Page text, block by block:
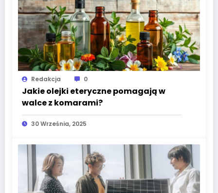
Redakcja 0
Jakie olejki eteryczne pomagają w
walce z komarami?
30 Września, 2025